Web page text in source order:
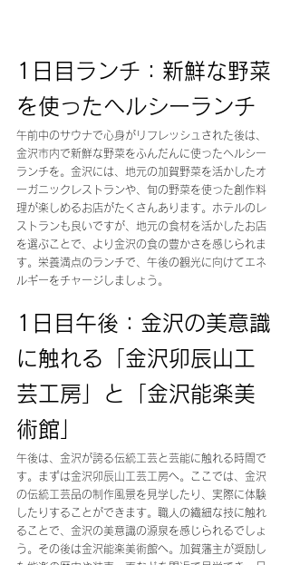
1日目ランチ：新鮮な野菜
を使ったヘルシーランチ
午前中のサウナで心身がリフレッシュされた後は、
金沢市内で新鮮な野菜をふんだんに使ったヘルシー
ランチを。金沢には、地元の加賀野菜を活かしたオ
ーガニックレストランや、旬の野菜を使った創作料
理が楽しめるお店がたくさんあります。ホテルのレ
ストランも良いですが、地元の食材を活かしたお店
を選ぶことで、より金沢の食の豊かさを感じられま
す。栄養満点のランチで、午後の観光に向けてエネ
ルギーをチャージしましょう。
1日目午後：金沢の美意識
に触れる「金沢卯辰山工
芸工房」と「金沢能楽美
術館」
午後は、金沢が誇る伝統工芸と芸能に触れる時間で
す。まずは金沢卯辰山工芸工房へ。ここでは、金沢
の伝統工芸品の制作風景を見学したり、実際に体験
したりすることができます。職人の繊細な技に触れ
ることで、金沢の美意識の源泉を感じられるでしょ
う。その後は金沢能楽美術館へ。加賀藩主が奨励し